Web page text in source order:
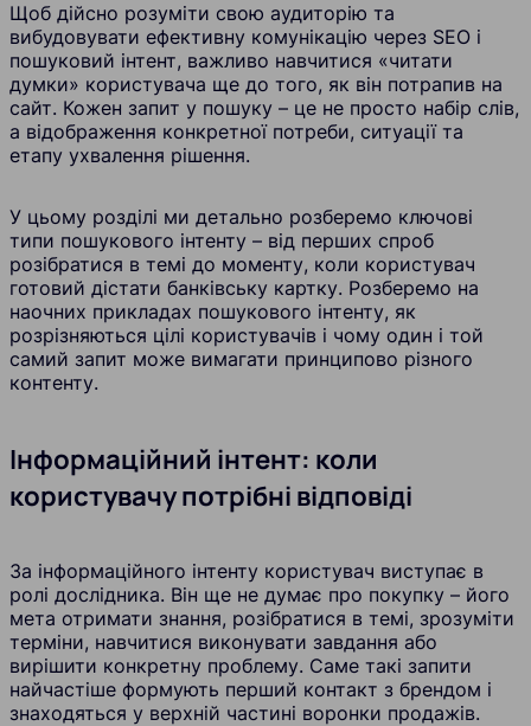
Щоб дійсно розуміти свою аудиторію та
вибудовувати ефективну комунікацію через SEO і
пошуковий інтент, важливо навчитися «читати
думки» користувача ще до того, як він потрапив на
сайт. Кожен запит у пошуку – це не просто набір слів,
а відображення конкретної потреби, ситуації та
етапу ухвалення рішення.
У цьому розділі ми детально розберемо ключові
типи пошукового інтенту – від перших спроб
розібратися в темі до моменту, коли користувач
готовий дістати банківську картку. Розберемо на
наочних прикладах пошукового інтенту, як
розрізняються цілі користувачів і чому один і той
самий запит може вимагати принципово різного
контенту.
Інформаційний інтент: коли
користувачу потрібні відповіді
За інформаційного інтенту користувач виступає в
ролі дослідника. Він ще не думає про покупку – його
мета отримати знання, розібратися в темі, зрозуміти
терміни, навчитися виконувати завдання або
вирішити конкретну проблему. Саме такі запити
найчастіше формують перший контакт з брендом і
знаходяться у верхній частині воронки продажів.